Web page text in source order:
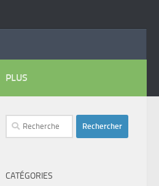
PLUS
Rechercher :
CATÉGORIES